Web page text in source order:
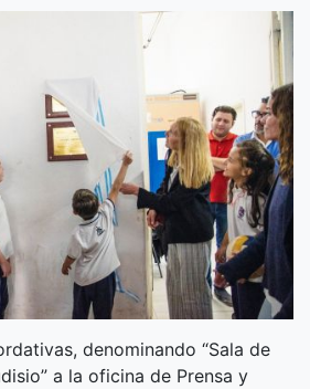
denominando “Sala de
a la oficina de Prensa y